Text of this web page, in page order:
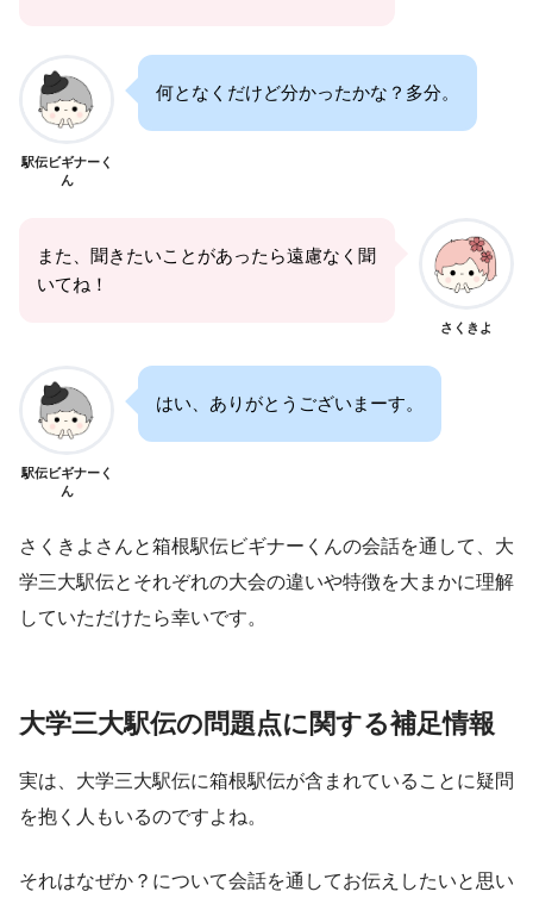
駅伝ビギナーく
ん
何となくだけど分かったかな？多分。
また、聞きたいことがあったら遠慮なく聞
いてね！
さくきよ
駅伝ビギナーく
ん
はい、ありがとうございまーす。
さくきよさんと箱根駅伝ビギナーくんの会話を通して、大
学三大駅伝とそれぞれの大会の違いや特徴を大まかに理解
していただけたら幸いです。
大学三大駅伝の問題点に関する補足情報
実は、大学三大駅伝に箱根駅伝が含まれていることに疑問
を抱く人もいるのですよね。
それはなぜか？について会話を通してお伝えしたいと思い